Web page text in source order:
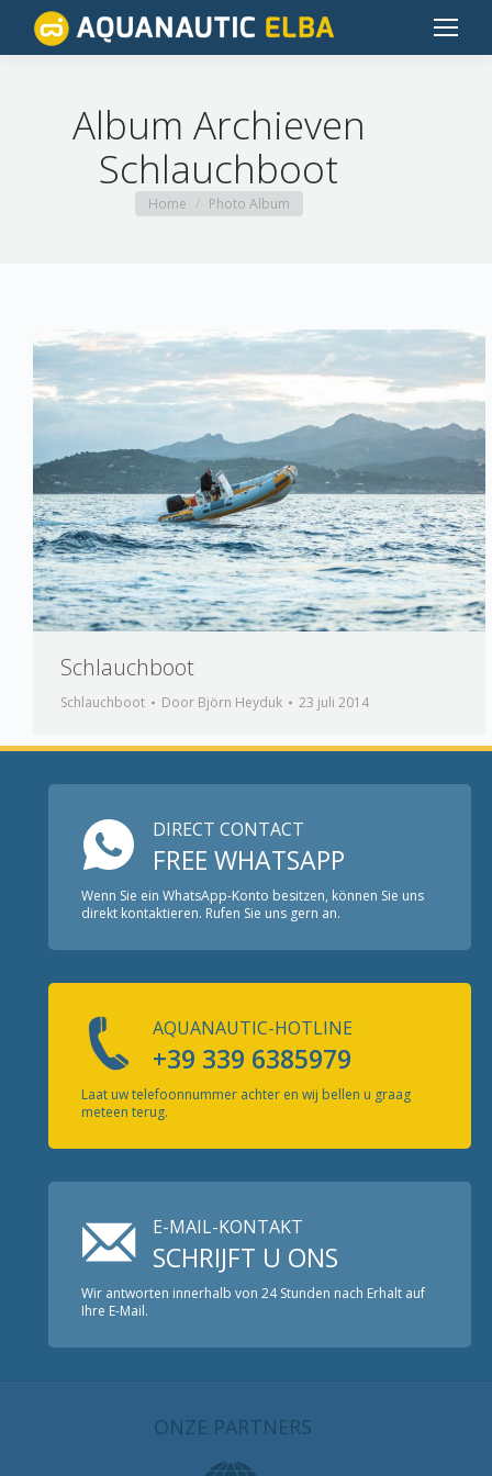
Album Archieven
Schlauchboot
Je bent hier:
Home Photo Album
Schlauchboot
Schlauchboot Door Björn Heyduk 23 juli 2014
DIRECT CONTACT
FREE WHATSAPP
Wenn Sie ein WhatsApp-Konto besitzen, können Sie uns
direkt kontaktieren. Rufen Sie uns gern an.
AQUANAUTIC-HOTLINE
+39 339 6385979
Laat uw telefoonnummer achter en wij bellen u graag
meteen terug.
E-MAIL-KONTAKT
SCHRIJFT U ONS
Wir antworten innerhalb von 24 Stunden nach Erhalt auf
Ihre E-Mail.
ONZE PARTNERS